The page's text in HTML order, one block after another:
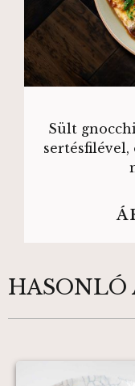
Sült
sertésfilével,
HASONLÓ